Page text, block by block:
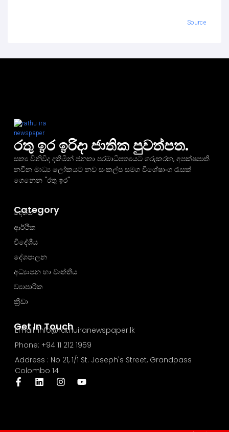
Source
රතු ඉර ඉරිදා ජාතික පුවත්පත.
සත්‍ය විනිවිද දකිමින් ජනතා පරමාධිපත්‍යයට ගරුකරන, අපක්ෂපාතී
නවීන මාධ්‍ය ලෝකයට නව සංකල්ප සමග විශේෂාංග රැසක්
ගෙනෙන "රතු ඉර"
Get In Touch
Email: info@rathuiranewspaper.lk
Phone: +94 11 212 1959
Address : No 21, 1/1 St. Joseph's Street, Grandpass
Colombo 14
Category
දේශීය
ආර්ථික
විදේශීය
දේශපාලන
අධ්‍යාපන හා වෘත්තීය
ව්‍යාපාරික
ක්‍රීඩා